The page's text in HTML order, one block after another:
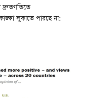
দ্রুতগতিতে
লুকাতে পারছে না: